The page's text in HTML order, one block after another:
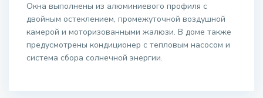
Окна выполнены из алюминиевого профиля с
двойным остеклением, промежуточной воздушной
камерой и моторизованными жалюзи. В доме также
предусмотрены кондиционер с тепловым насосом и
система сбора солнечной энергии.